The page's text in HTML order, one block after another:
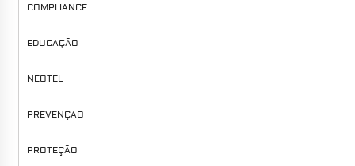
COMPLIANCE
EDUCAÇÃO
NEOTEL
PREVENÇÃO
PROTEÇÃO